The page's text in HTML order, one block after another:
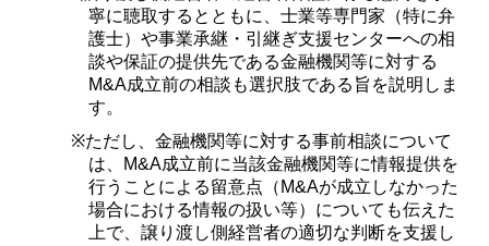
寧に聴取するとともに、士業等専門家（特に弁
護士）や事業承継・引継ぎ支援センターへの相
談や保証の提供先である金融機関等に対する
M&A成立前の相談も選択肢である旨を説明しま
す。
※ただし、金融機関等に対する事前相談について
は、
M&A成立前に当該金融機関等に情報提供を
行うことによる留意点（ M&Aが成立しなかった
場合における情報の扱い等）についても伝えた
上で、譲り渡し側経営者の適切な判断を支援し